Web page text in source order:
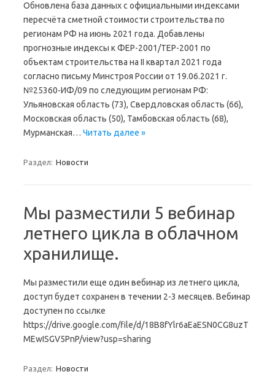
Обновлена база данных с официальными индексами
пересчёта сметной стоимости строительства по
регионам РФ на июнь 2021 года. Добавлены
прогнозные индексы к ФЕР-2001/ТЕР-2001 по
объектам строительства на II квартал 2021 года
согласно письму Минстроя России от 19.06.2021 г.
№25360-ИФ/09 по следующим регионам РФ:
Ульяновская область (73), Свердловская область (66),
Московская область (50), Тамбовская область (68),
Мурманская… Читать далее »
Раздел: Новости
Мы разместили 5 вебинар
летнего цикла в облачном
хранилище.
Мы разместили еще один вебинар из летнего цикла,
доступ будет сохранен в течении 2-3 месяцев. Вебинар
доступен по ссылке
https://drive.google.com/file/d/18B8fYlr6aEaESN0CG8uzT
MEwISGV5PnP/view?usp=sharing
Раздел: Новости